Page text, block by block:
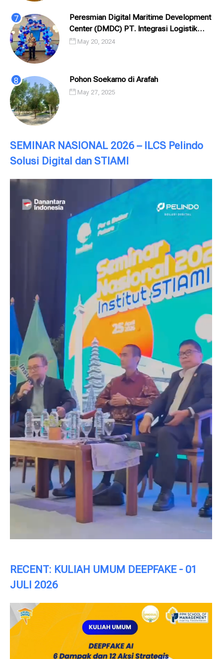
Peresmian Digital Maritime Development
Center (DMDC) PT. Integrasi Logistik
Cipta Solusi (ILCS) / Pelindo Solusi
May 20, 2024
Pohon Soekarno di Arafah
May 27, 2025
SEMINAR NASIONAL 2026 – ILCS Pelindo
Solusi Digital dan STIAMI
RECENT: KULIAH UMUM DEEPFAKE - 01
JULI 2026